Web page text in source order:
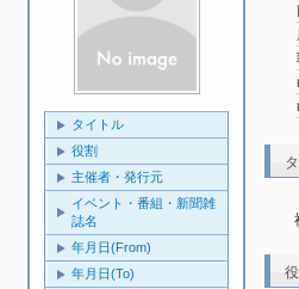
タイトル
役割
主催者・発行元
イベント・番組・新聞雑
誌名
年月日(From)
年月日(To)